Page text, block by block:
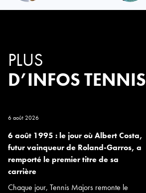
PLUS
D’INFOS TENNIS
6 août 2026
6 août 1995 : le jour où Albert Costa,
futur vainqueur de Roland-Garros, a
remporté le premier titre de sa
carrière
Chaque jour, Tennis Majors remonte le